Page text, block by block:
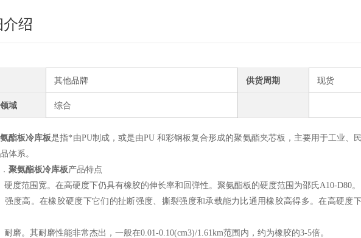
绍
其他品牌 供货周期 现货
域 综合
酯板冷库板是指*由PU制成，或是由PU 和彩钢板复合形成的聚氨酯夹芯板，主要用于工业、
体系。
聚氨酯板冷库板产品特点
硬度范围宽。在高硬度下仍具有橡胶的伸长率和回弹性。聚氨酯板的硬度范围为邵氏A10-D80。
强度高。在橡胶硬度下它们的扯断强度、撕裂强度和承载能力比通用橡胶高得多。在高硬度
耐磨。其耐磨性能非常杰出，一般在0.01-0.10(cm3)/1.61km范围内，约为橡胶的3-5倍。